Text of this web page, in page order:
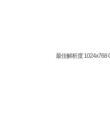
最佳解析度 1024x768